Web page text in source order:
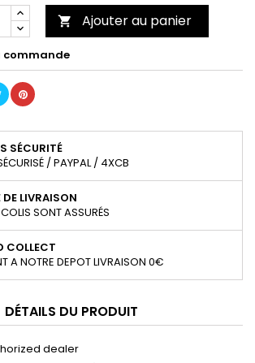
 Ajouter au panier
commande
SÉCURITÉ
/ PAYPAL / 4XCB
DE LIVRAISON
SONT ASSURÉS
COLLECT
A NOTRE DEPOT LIVRAISON 0€
DÉTAILS DU PRODUIT
dealer